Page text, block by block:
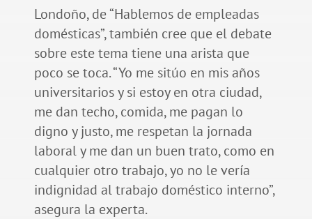
Londoño, de “Hablemos de empleadas
domésticas”, también cree que el debate
sobre este tema tiene una arista que
poco se toca. “Yo me sitúo en mis años
universitarios y si estoy en otra ciudad,
me dan techo, comida, me pagan lo
digno y justo, me respetan la jornada
laboral y me dan un buen trato, como en
cualquier otro trabajo, yo no le vería
indignidad al trabajo doméstico interno”,
asegura la experta.